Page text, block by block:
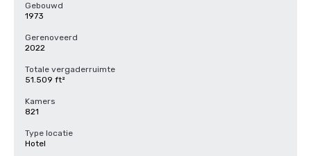
Gebouwd
1973
Gerenoveerd
2022
Totale vergaderruimte
51.509 ft²
Kamers
821
Type locatie
Hotel